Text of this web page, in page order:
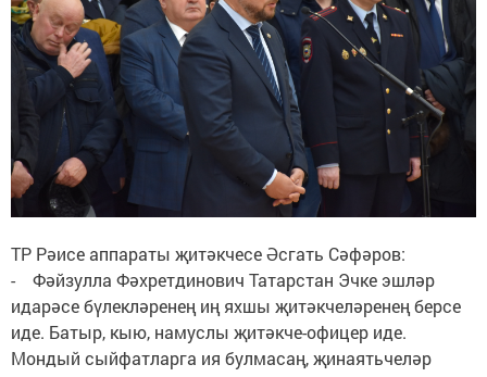
ТР Рәисе аппараты җитәкчесе Әсгать Сәфәров:
- Фәйзулла Фәхретдинович Татарстан Эчке эшләр
идарәсе бүлекләренең иң яхшы җитәкчеләренең берсе
иде. Батыр, кыю, намуслы җитәкче-офицер иде.
Мондый сыйфатларга ия булмасаң, җинаятьчеләр